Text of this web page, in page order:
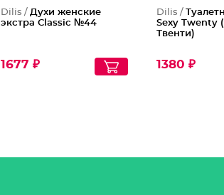
Dilis / Духи женские
экстра Classic №44
1677 ₽
Dilis /
Sexy Twenty
Твенти)
1380 ₽